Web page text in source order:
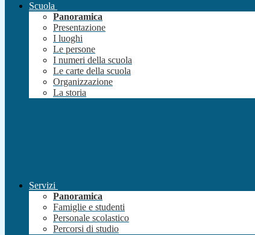
Scuola
Panoramica
Presentazione
I luoghi
Le persone
I numeri della scuola
Le carte della scuola
Organizzazione
La storia
Servizi
Panoramica
Famiglie e studenti
Personale scolastico
Percorsi di studio